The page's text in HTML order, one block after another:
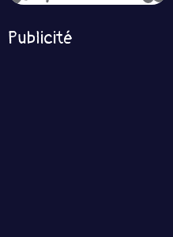
Publicité